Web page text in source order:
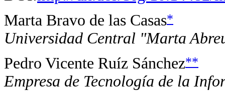
Marta Bravo de las Casas*
Universidad Central "Marta
Pedro Vicente Ruíz Sánchez**
Empresa de Tecnología de la